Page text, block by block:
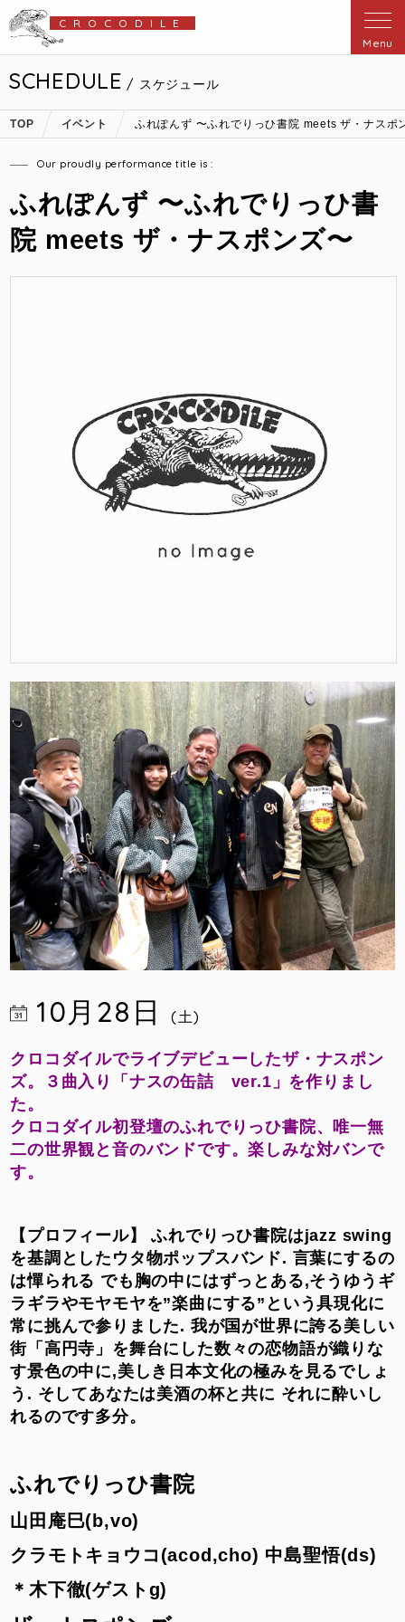
CROCODILE
Menu
SCHEDULE / スケジュール
TOP イベント ふれぽんず 〜ふれでりっひ書院 meets ザ・ナスポ
Our proudly performance title is :
ふれぽんず 〜ふれでりっひ書
院 meets ザ・ナスポンズ〜
10月28日(土)
クロコダイルでライブデビューしたザ・ナスポン
ズ。３曲入り「ナスの缶詰 ver.1」を作りまし
た。
クロコダイル初登壇のふれでりっひ書院、唯一無
二の世界観と音のバンドです。楽しみな対バンで
す。
【プロフィール】 ふれでりっひ書院はjazz swing
を基調としたウタ物ポップスバンド. 言葉にするの
は憚られる でも胸の中にはずっとある,そうゆうギ
ラギラやモヤモヤを”楽曲にする”という具現化に
常に挑んで参りました. 我が国が世界に誇る美しい
街「高円寺」を舞台にした数々の恋物語が織りな
す景色の中に,美しき日本文化の極みを見るでしょ
う. そしてあなたは美酒の杯と共に それに酔いし
れるのです多分。
ふれでりっひ書院
山田庵巳(b,vo)
クラモトキョウコ(acod,cho) 中島聖悟(ds)
＊木下徹(ゲストg)